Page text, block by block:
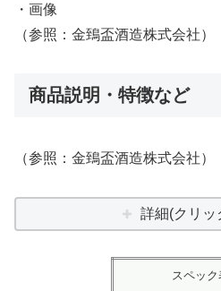
・画像
（参照：金鵄盃酒造株式会社）
商品説明・特徴など
（参照：金鵄盃酒造株式会社）
詳細(クリッ
スペック